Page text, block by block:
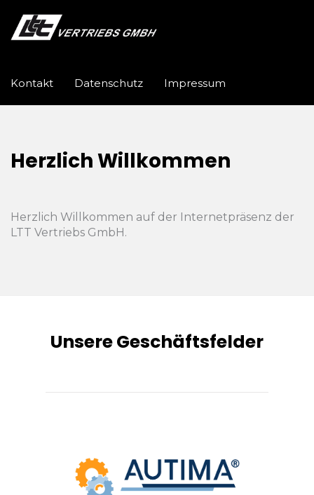
Kontakt Datenschutz Impressum
Herzlich Willkommen
Herzlich Willkommen auf der Internetpräsenz der
LTT Vertriebs GmbH.
Unsere Geschäftsfelder